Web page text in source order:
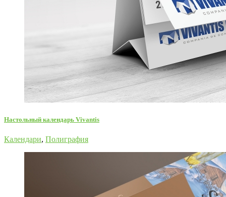
Настольный календарь Vivantis
Календари, Полиграфия